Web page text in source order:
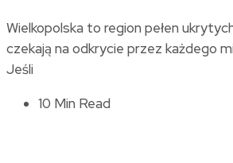
Wielkopolska to region pełen
czekają na odkrycie przez każdego
Jeśli
10 Min Read